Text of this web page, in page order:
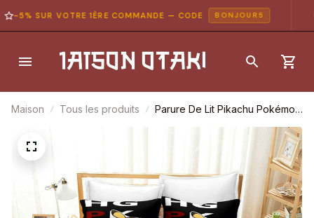
5% SUR VOTRE 1ÈRE COMMANDE — CODE BONJOUR5
Maison Tous les produits
Parure De Lit Pikachu Pokémon
Cool Housse De Couette